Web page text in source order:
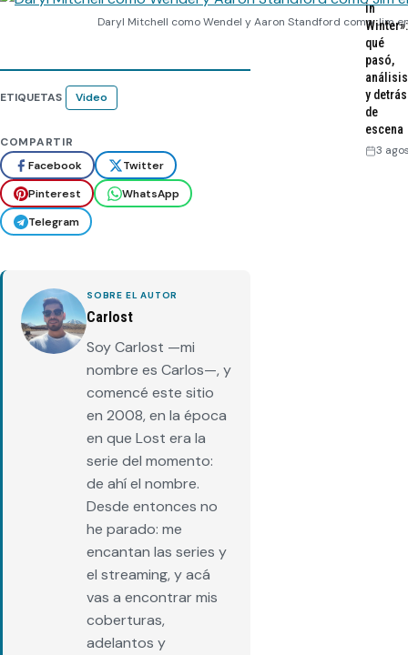
Daryl Mitchell como Wendel y Aaron Standford como Jim
ETIQUETAS Video
COMPARTIR
Facebook
Twitter
Pinterest
WhatsApp
Telegram
SOBRE EL AUTOR
Carlost
Soy Carlost —mi
nombre es Carlos—, y
comencé este sitio
en 2008, en la época
en que Lost era la
serie del momento:
de ahí el nombre.
Desde entonces no
he parado: me
encantan las series y
el streaming, y acá
vas a encontrar mis
coberturas,
adelantos y
in
Winter»:
qué
pasó,
análisis
y detrás
de
escena
3